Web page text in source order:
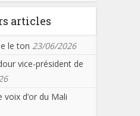
articles
le ton 23/06/2026
vice-président de
d’or du Mali